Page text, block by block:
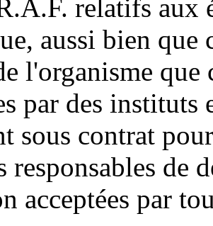
relatifs aux
aussi bien que
l'organisme
par des
sous contrat
responsables de
acceptées par